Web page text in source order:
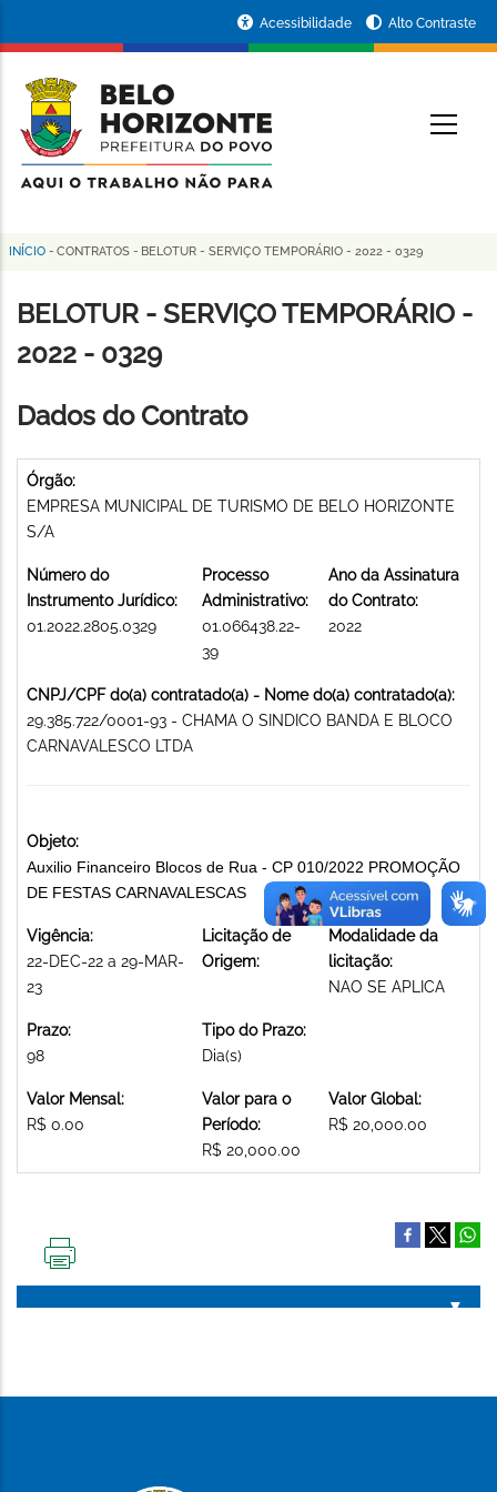
conteúdo
principal
da
Prefeitura
de
Horizonte
Acessibilidade Alto Contraste
Trilha
de
navegação
INÍCIO - CONTRATOS - BELOTUR - SERVIÇO TEMPORÁRIO - 2022 - 0329
BELOTUR - SERVIÇO TEMPORÁRIO -
2022 - 0329
Dados do Contrato
Órgão:
EMPRESA MUNICIPAL DE TURISMO DE BELO HORIZONTE
S/A
Número do
Instrumento Jurídico:
01.2022.2805.0329
Processo
Administrativo:
01.066438.22-
39
Ano da Assinatura
do Contrato:
2022
CNPJ/CPF do(a) contratado(a) - Nome do(a) contratado(a):
29.385.722/0001-93 - CHAMA O SINDICO BANDA E BLOCO
CARNAVALESCO LTDA
Objeto:
Auxilio Financeiro Blocos de Rua - CP 010/2022 PROMOÇÃO
DE FESTAS CARNAVALESCAS
Vigência:
22-DEC-22 a 29-MAR-
23
Licitação de
Origem:
Modalidade da
licitação:
NAO SE APLICA
Prazo:
98
Tipo do Prazo:
Dia(s)
Valor Mensal:
R$ 0.00
Valor para o
Período:
R$ 20,000.00
Valor Global:
R$ 20,000.00
PÁGINA